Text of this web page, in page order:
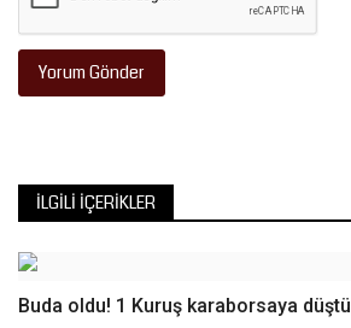
Yorum Gönder
İLGILI İÇERIKLER
Buda oldu! 1 Kuruş karaborsaya düştü